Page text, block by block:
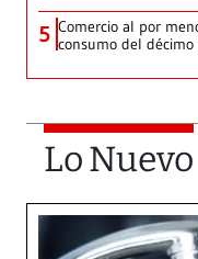
5 Comercio al por
consumo del
Lo Nuevo